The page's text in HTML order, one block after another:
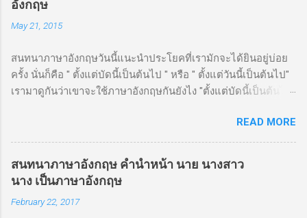
อังกฤษ
May 21, 2015
สนทนาภาษาอังกฤษวันนี้แนะนำประโยคที่เรามักจะได้ยินอยู่บ่อย
ครั้ง นั่นก็คือ " ตั้งแต่บัดนี้เป็นต้นไป " หรือ " ตั้งแต่วันนี้เป็นต้นไป"
เรามาดูกันว่าเขาจะใช้ภาษาอังกฤษกันยังไง "ตั้งแต่บัดนี้เป็นต้นไป"
แบบง่ายๆเลยก็ "From now on" หรือ "From now onwards"
"ตั้งแต่วันนี้เป็นต้นไป" เป็นภาษาอังกฤษว่า "From today on" หรือ
"From today onwards"
READ MORE
สนทนาภาษาอังกฤษ คำนำหน้า นาย นางสาว
นาง เป็นภาษาอังกฤษ
February 22, 2017